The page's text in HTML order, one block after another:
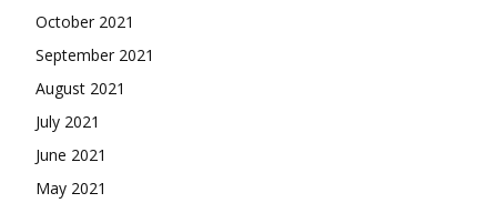
October 2021
September 2021
August 2021
July 2021
June 2021
May 2021